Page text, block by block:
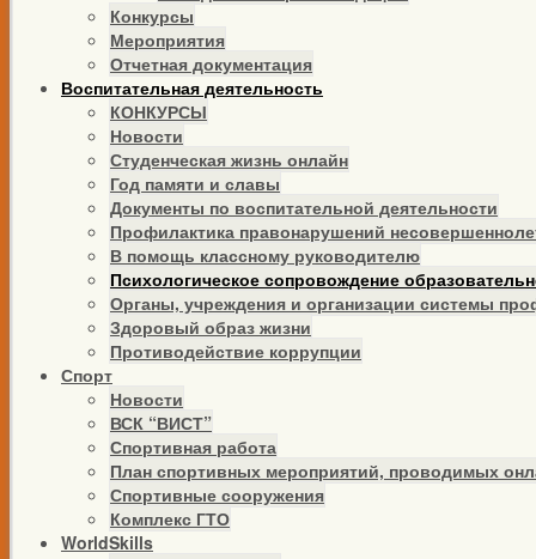
Конкурсы
Мероприятия
Отчетная документация
Воспитательная деятельность
КОНКУРСЫ
Новости
Студенческая жизнь онлайн
Год памяти и славы
Документы по воспитательной деятельности
Профилактика правонарушений
В помощь классному руководителю
Психологическое сопровождение
Органы, учреждения и организации системы
Здоровый образ жизни
Противодействие коррупции
Спорт
Новости
ВСК “ВИСТ”
Спортивная работа
План спортивных мероприятий, проводимых
Спортивные сооружения
Комплекс ГТО
WorldSkills